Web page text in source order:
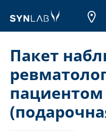
Пакет
пациентом